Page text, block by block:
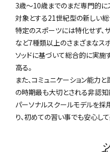
3歳〜10歳までのまだ専門的
対象とする21世紀型の新しい総
特定のスポーツには特化せず、
など7種類以上のさまざまなス
ソッドに基づいて総合的に実施
高る。
また、コミュニケーション能力
の時期最も大切とされる非認
パーソナルスクールモデルを採
り、初めての習い事でも安心し